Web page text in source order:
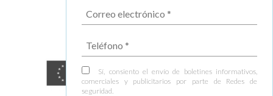
Sí, consiento el envío de boletines informativos,
comerciales y publicitarios por parte de Redes de
seguridad.